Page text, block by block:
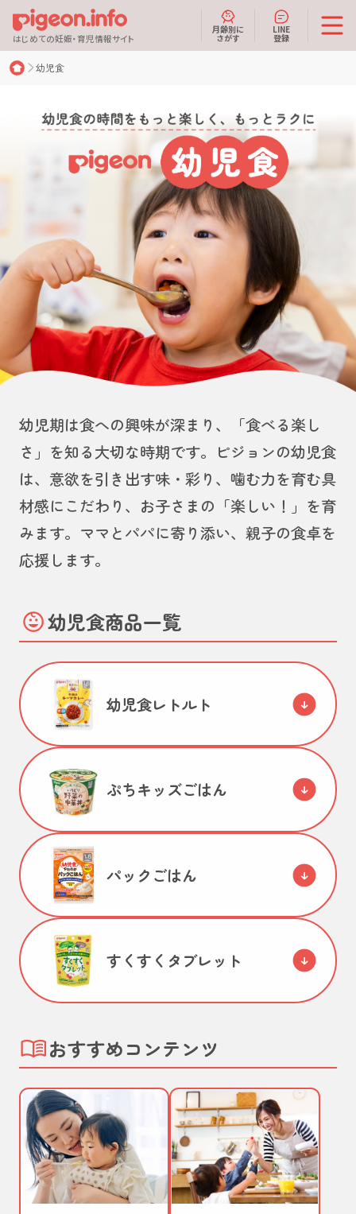
はじめての妊娠・育児情報サイト
月齢別に
さがす
LINE
登録
幼児食
幼児期は食への興味が深まり、「食べる楽し
さ」を知る大切な時期です。ピジョンの幼児食
は、意欲を引き出す味・彩り、噛む力を育む具
材感にこだわり、お子さまの「楽しい！」を育
みます。ママとパパに寄り添い、親子の食卓を
応援します。
幼児食商品一覧
幼児食レトルト
ぷちキッズごはん
パックごはん
すくすくタブレット
おすすめコンテンツ